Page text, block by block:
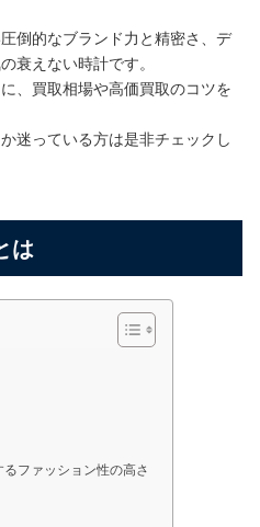
倒的なブランド力と精密さ、デ
衰えない時計です。
、買取相場や高価買取のコツを
迷っている方は是非チェックし
は
ファッション性の高さ